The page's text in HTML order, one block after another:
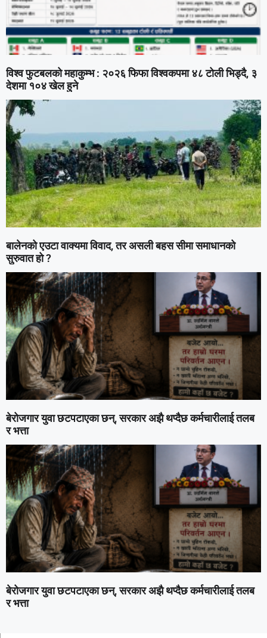
विश्व फुटबलको महाकुम्भ : २०२६ फिफा विश्वकपमा ४८ टोली भिड्दै, ३
देशमा १०४ खेल हुने
बालेनको एउटा वाक्यमा विवाद, तर असली बहस सीमा समाधानको
सुरुवात हो ?
बेरोजगार युवा छटपटाएका छन्, सरकार अझै थप्दैछ कर्मचारीलाई तलब
र भत्ता
बेरोजगार युवा छटपटाएका छन्, सरकार अझै थप्दैछ कर्मचारीलाई तलब
र भत्ता